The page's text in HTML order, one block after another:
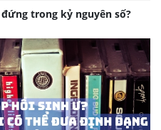
đứng trong kỷ nguyên số?